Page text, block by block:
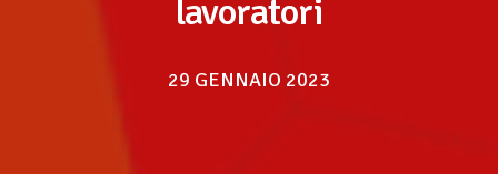
lavoratori
29 GENNAIO 2023